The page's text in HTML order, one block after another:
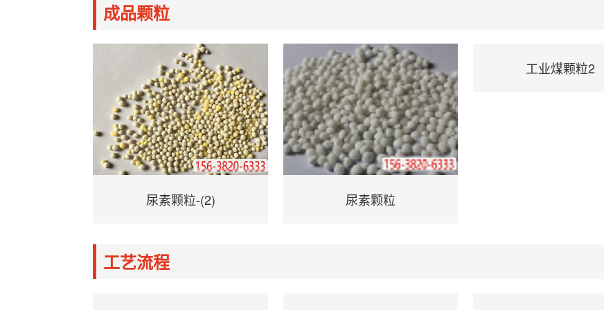
时可完成无害化处理过程,占地少
方便。该设备生产原料广泛，可
适应玉
成品颗粒
尿素颗粒-(2) 尿素颗粒
工艺流程